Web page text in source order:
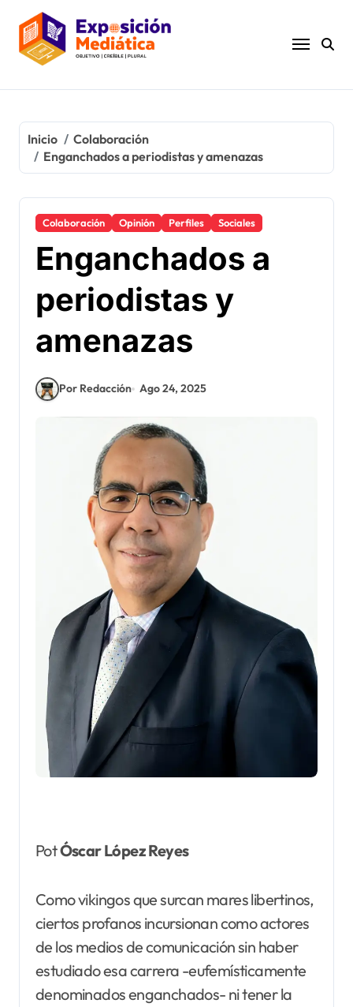
contenido
Inicio
Colaboración
Enganchados a periodistas y amenazas
Colaboración Opinión Perfiles Sociales
Enganchados a
periodistas y
amenazas
Por Redacción Ago 24, 2025
PotÓscar López Reyes
Como vikingos que surcan mares libertinos,
ciertos profanos incursionan como actores
de los medios de comunicación sin haber
estudiado esa carrera -eufemísticamente
denominados enganchados- ni tener la